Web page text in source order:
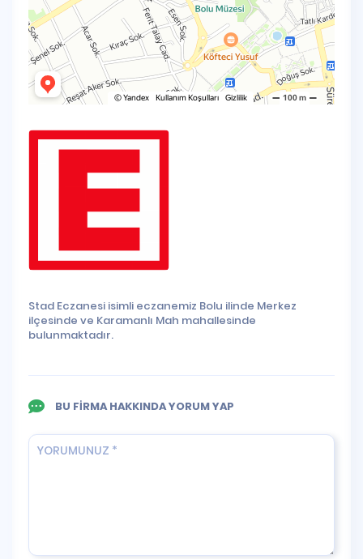
Stad Eczanesi isimli eczanemiz Bolu ilinde Merkez
ilçesinde ve Karamanlı Mah mahallesinde
bulunmaktadır.
BU FİRMA HAKKINDA YORUM YAP